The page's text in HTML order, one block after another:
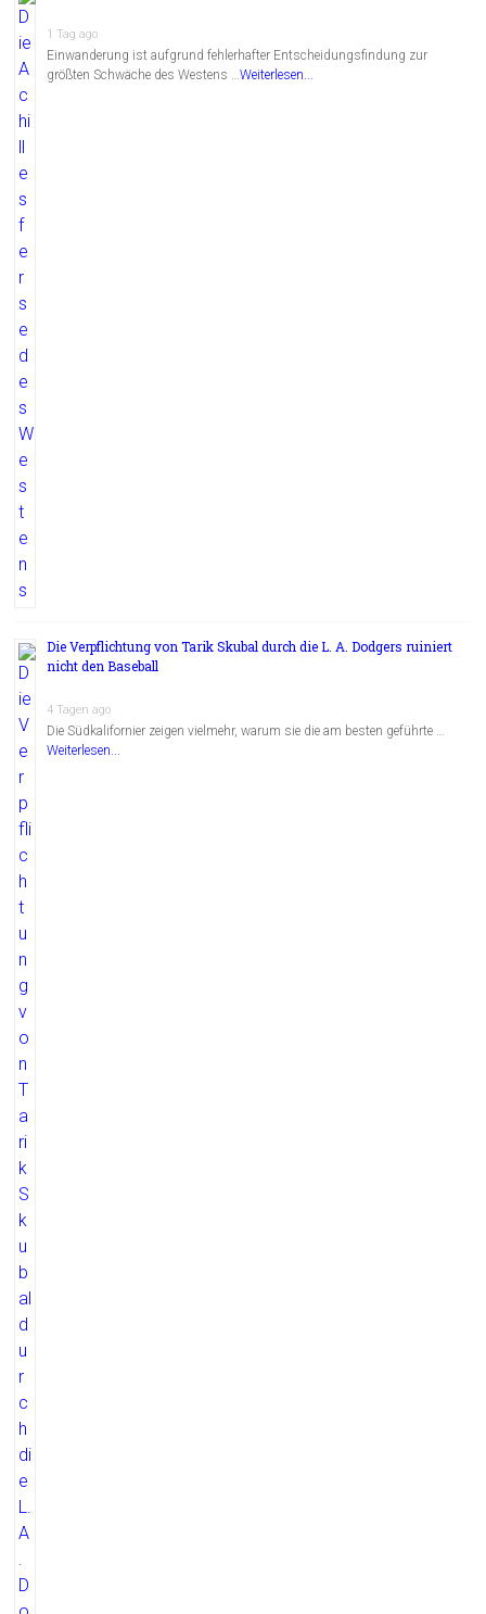
1 Tag ago
Einwanderung ist aufgrund fehlerhafter Entscheidungsfindung zur
größten Schwäche des Westens …Weiterlesen...
Die Verpflichtung von Tarik Skubal durch die L. A. Dodgers ruiniert
nicht den Baseball
4 Tagen ago
Die Südkalifornier zeigen vielmehr, warum sie die am besten geführte …
Weiterlesen...